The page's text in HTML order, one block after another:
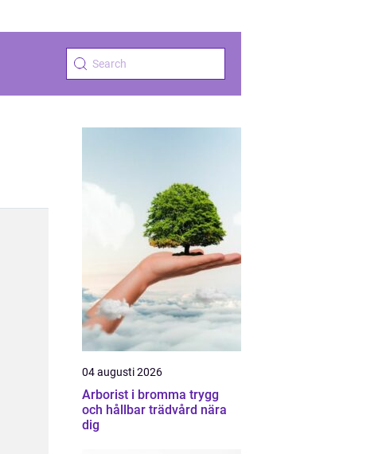
04 augusti 2026
Arborist i bromma trygg
och hållbar trädvård nära
dig